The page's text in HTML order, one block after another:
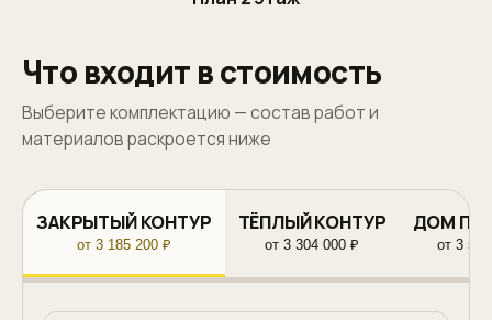
Что входит в стоимость
Выберите комплектацию — состав работ и
материалов раскроется ниже
ЗАКРЫТЫЙ КОНТУР
от 3 185 200 ₽
ТЁПЛЫЙ КОНТУР
от 3 304 000 ₽
ДОМ
от 3